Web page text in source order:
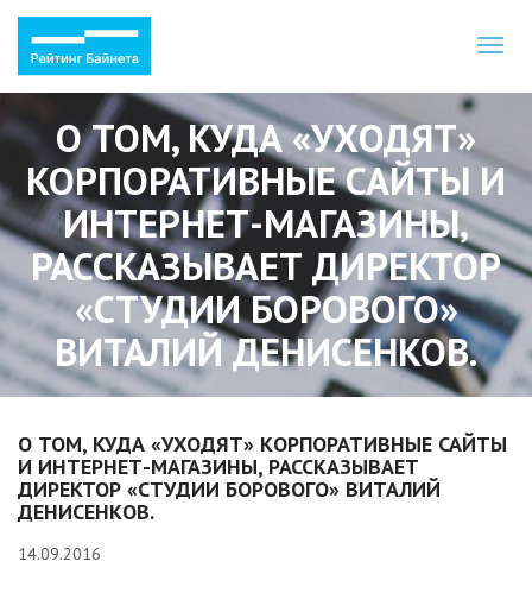
О ТОМ, КУДА «УХОДЯТ»
КОРПОРАТИВНЫЕ САЙТЫ И
ИНТЕРНЕТ-МАГАЗИНЫ,
РАССКАЗЫВАЕТ ДИРЕКТОР
«СТУДИИ БОРОВОГО»
ВИТАЛИЙ ДЕНИСЕНКОВ.
О ТОМ, КУДА «УХОДЯТ» КОРПОРАТИВНЫЕ САЙТЫ
И ИНТЕРНЕТ-МАГАЗИНЫ, РАССКАЗЫВАЕТ
ДИРЕКТОР «СТУДИИ БОРОВОГО» ВИТАЛИЙ
ДЕНИСЕНКОВ.
14.09.2016